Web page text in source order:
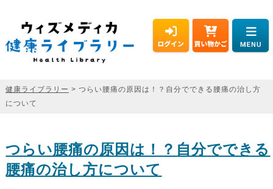
健康ライブラリー > つらい腰痛の原因は！？自分でできる腰痛の治し方
について
つらい腰痛の原因は！？自分でできる
腰痛の治し方について